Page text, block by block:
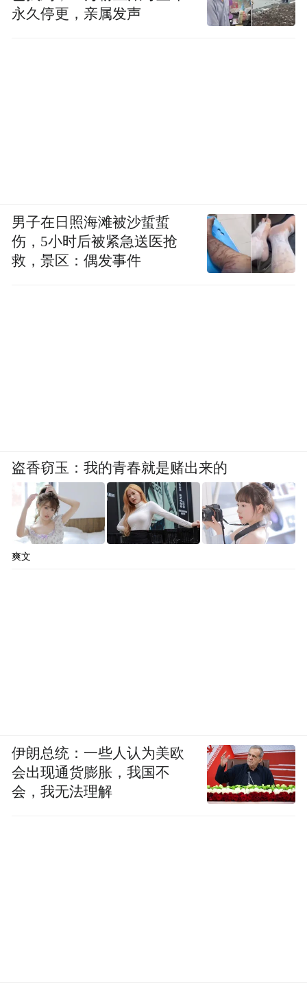
永久停更，亲属发声
男子在日照海滩被沙蜇蜇
伤，5小时后被紧急送医抢
救，景区：偶发事件
盗香窃玉：我的青春就是赌出来的
爽文
伊朗总统：一些人认为美欧
会出现通货膨胀，我国不
会，我无法理解